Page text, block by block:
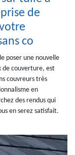
de
co
poser une nouvelle
de couverture, est
couvreurs très
en
des rendus qui
en serez satisfait.